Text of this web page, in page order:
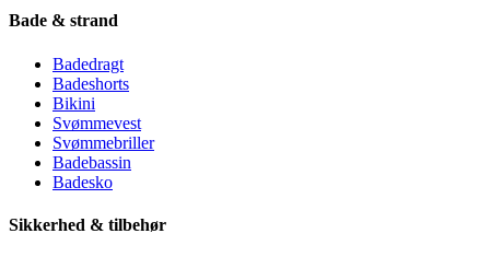
Bade & strand
Badedragt
Badeshorts
Bikini
Svømmevest
Svømmebriller
Badebassin
Badesko
Sikkerhed & tilbehør